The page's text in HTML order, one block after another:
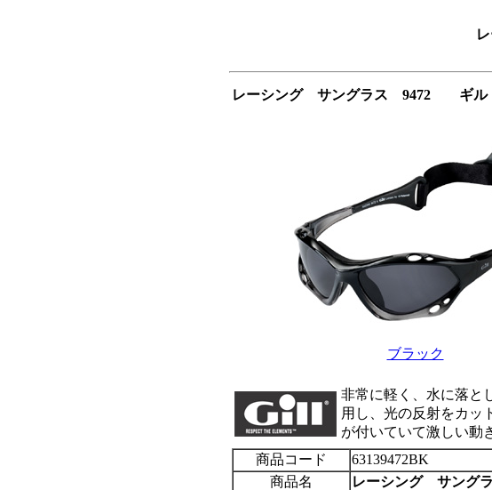
レーシング サングラス 9472 ギル
ブラック
非常に軽く、水に落と
用し、光の反射をカッ
が付いていて激しい動
商品コード
63139472BK
商品名
レーシング サング